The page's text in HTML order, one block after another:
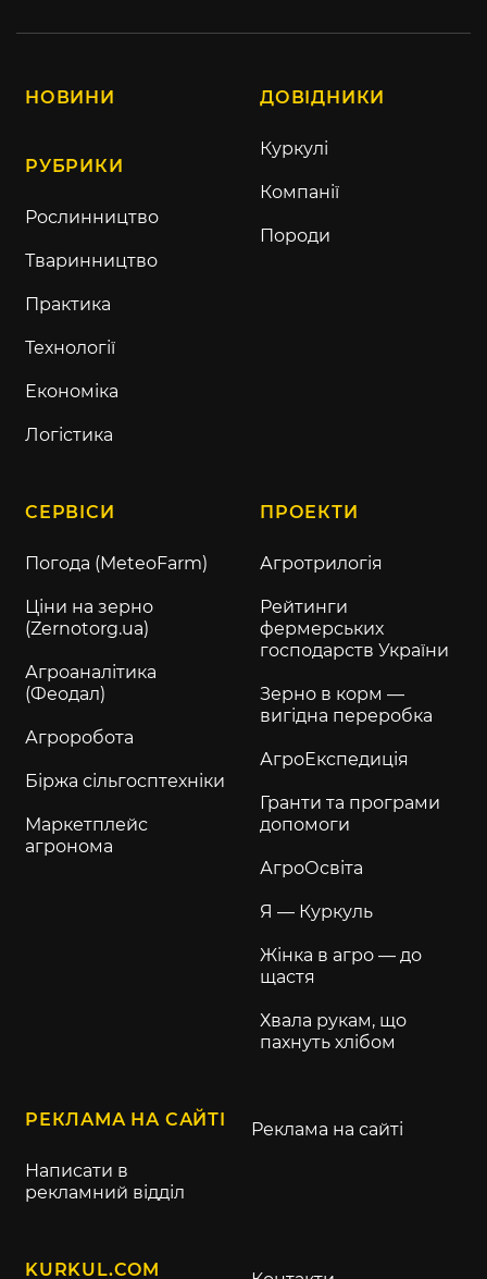
НОВИНИ
РУБРИКИ
Рослинництво
Тваринництво
Практика
Технології
Економіка
Логістика
ДОВІДНИКИ
Куркулі
Компанії
Породи
СЕРВІСИ
Погода (MeteoFarm)
Ціни на зерно
(Zernotorg.ua)
Агроаналітика
(Феодал)
Агроробота
Біржа сільгосптехніки
Маркетплейс
агронома
ПРОЕКТИ
Агротрилогія
Рейтинги
фермерських
господарств України
Зерно в корм —
вигідна переробка
АгроЕкспедиція
Гранти та програми
допомоги
АгроОсвіта
Я — Куркуль
Жінка в агро — до
щастя
Хвала рукам, що
пахнуть хлібом
РЕКЛАМА НА САЙТІ
Написати в
рекламний відділ
Реклама на сайті
KURKUL.COM